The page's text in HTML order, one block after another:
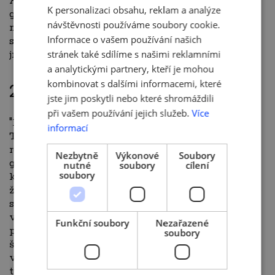
generací. Ať už šijeme matrace, nebo vyrábíme
nábytek z masivního dřeva, vše děláme ručně,
s láskou a poctivě. A za kvalitu ručíme svým
jménem.​ https://www.jelinek.eu/
2. TIMO s.r.o.
"Pomáháme ženám nosit padnoucí prádlo.“
Takovou firemní vizi sdílíme v kolektivu
rodinné firmy TIMO, která přes 50 let a 3
generace usiluje o to, aby se každá žena cítila
krásná a sama sebou. Odrazující statistický údaj,
že 59% žen nemůže najít padnoucí podprsenku se
snažíme zlepšovat jejich šitím ve více jak 100
velikostech a to i v upravené podobě pro ženy
po ablaci prsu. Veškeré dámské prádlo a plavky
šijeme v Litoměřicích. Považujeme textilní
výrobu za etalon českého průmyslu i v
turbulentní době fast fashion. Daří se nám
ENGLISH
K personalizaci obsahu, reklam a analýze
návštěvnosti používáme soubory cookie.
Informace o vašem používání našich
stránek také sdílíme s našimi reklamními
a analytickými partnery, kteří je mohou
kombinovat s dalšími informacemi, které
jste jim poskytli nebo které shromáždili
při vašem používání jejich služeb. Více
informací
Nezbytně
nutné
soubory
Výkonové
soubory
Soubory
cílení
Funkční soubory
Nezařazené
soubory